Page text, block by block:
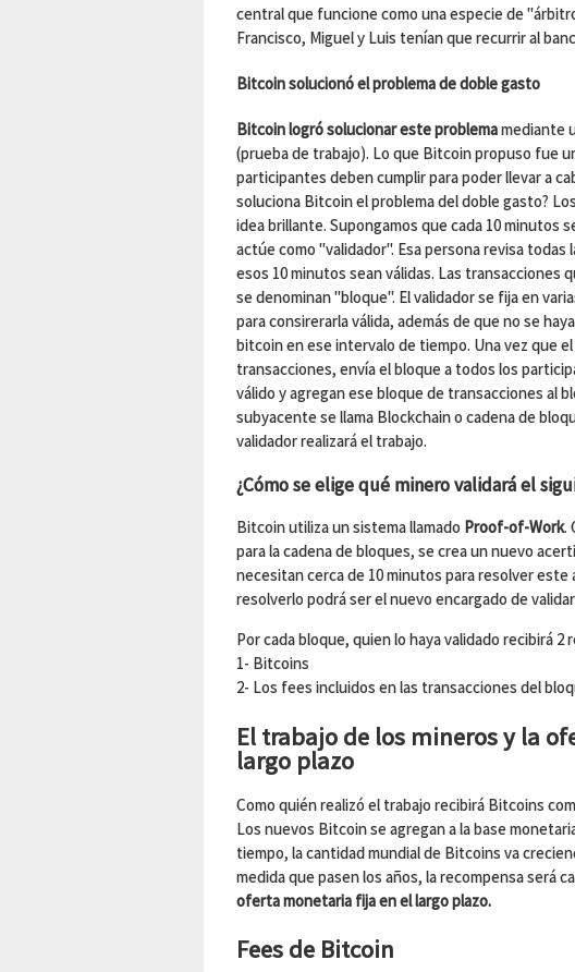
central que funcione como una especie de
Francisco, Miguel y Luis tenían que recurrir al
Bitcoin solucionó el problema de doble gasto
Bitcoin logró solucionar este problemamediante
(prueba de trabajo). Lo que Bitcoin propuso fue
participantes deben cumplir para poder llevar a
soluciona Bitcoin el problema del doble gasto?
idea brillante. Supongamos que cada 10 minutos
actúe como "validador". Esa persona revisa
esos 10 minutos sean válidas. Las transacciones
se denominan "bloque". El validador se fija en
para consirerarla válida, además de que no se
bitcoin en ese intervalo de tiempo. Una vez que
transacciones, envía el bloque a todos los
válido y agregan ese bloque de transacciones al
subyacente se llama Blockchain o cadena de
validador realizará el trabajo.
¿Cómo se elige qué minero validará el
Bitcoin utiliza un sistema llamado Proof-of-Work.
para la cadena de bloques, se crea un nuevo
necesitan cerca de 10 minutos para resolver este
resolverlo podrá ser el nuevo encargado de
Por cada bloque, quien lo haya validado recibirá 2
1- Bitcoins
2- Los fees incluidos en las transacciones del
El trabajo de los mineros y la
largo plazo
Como quién realizó el trabajo recibirá Bitcoins
Los nuevos Bitcoin se agregan a la base
tiempo, la cantidad mundial de Bitcoins va
medida que pasen los años, la recompensa será
oferta monetaria fija en el largo plazo.
Fees de Bitcoin